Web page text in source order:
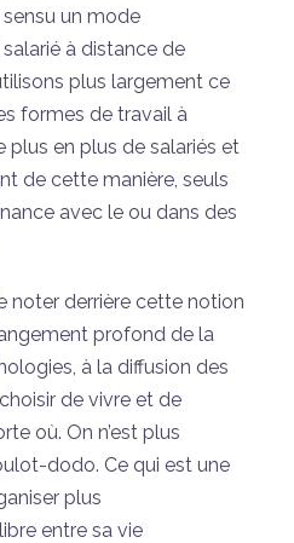
un mode
à distance de
plus largement ce
formes de travail à
plus en plus de salariés et
de cette manière, seuls
avec le ou dans des
noter derrière cette notion
profond de la
à la diffusion des
de vivre et de
où. On n’est plus
dodo. Ce qui est une
plus
entre sa vie